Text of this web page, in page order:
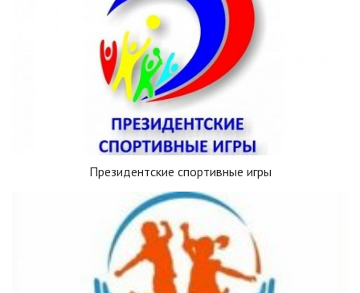
Президентские спортивные игры